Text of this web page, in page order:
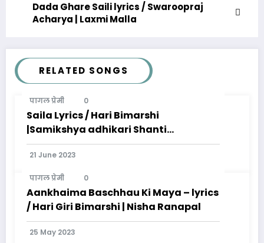
Dada Ghare Saili lyrics / Swaroopraj
Acharya | Laxmi Malla
RELATED SONGS
पागल प्रेमी 0
Saila Lyrics / Hari Bimarshi
|Samikshya adhikari Shanti
Shree pariyar
21 June 2023
पागल प्रेमी 0
Aankhaima Baschhau Ki Maya – lyrics
/ Hari Giri Bimarshi | Nisha Ranapal
25 May 2023